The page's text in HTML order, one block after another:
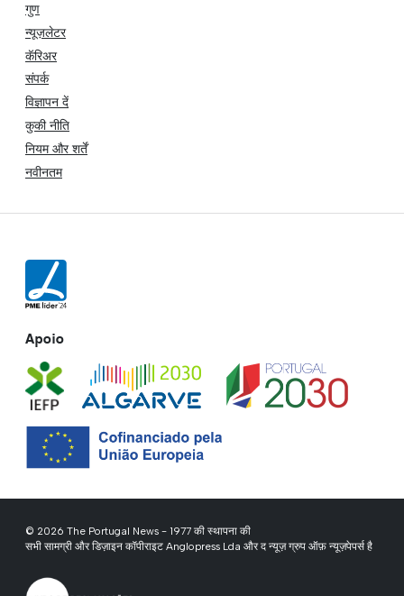
गुण
न्यूज़लेटर
कॅरिअर
संपर्क
विज्ञापन दें
कुकी नीति
नियम और शर्तें
नवीनतम
Apoio
© 2026 The Portugal News - 1977 की स्थापना की
सभी सामग्री और डिज़ाइन कॉपीराइट Anglopress Lda और द न्यूज़ ग्रुप ऑफ़ न्यूज़पेपर्स है